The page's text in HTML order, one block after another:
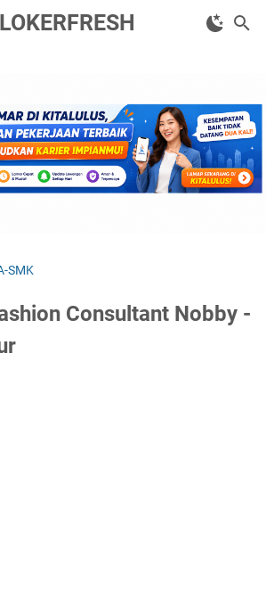
LOKERFRESH
SMK
Consultant Nobby -